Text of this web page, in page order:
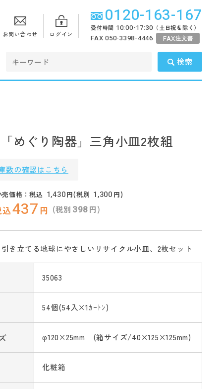
お問い合わせ ログイン
0120-163-167
受付時間 10:00-17:30 （土日祝を除く）
FAX 050-3398-4446 FAX注文書
検索
めぐり陶器」三角小皿2枚組
数の確認はこちら
価格：税込 1,430円(税別 1,300 円)
込437 円 (税別 398円)
き立てる地球にやさしいリサイクル小皿、2枚セット
35063
54個(54入×1ｶｰﾄﾝ)
φ120×25mm (箱サイズ/40×125×125mm)
化粧箱